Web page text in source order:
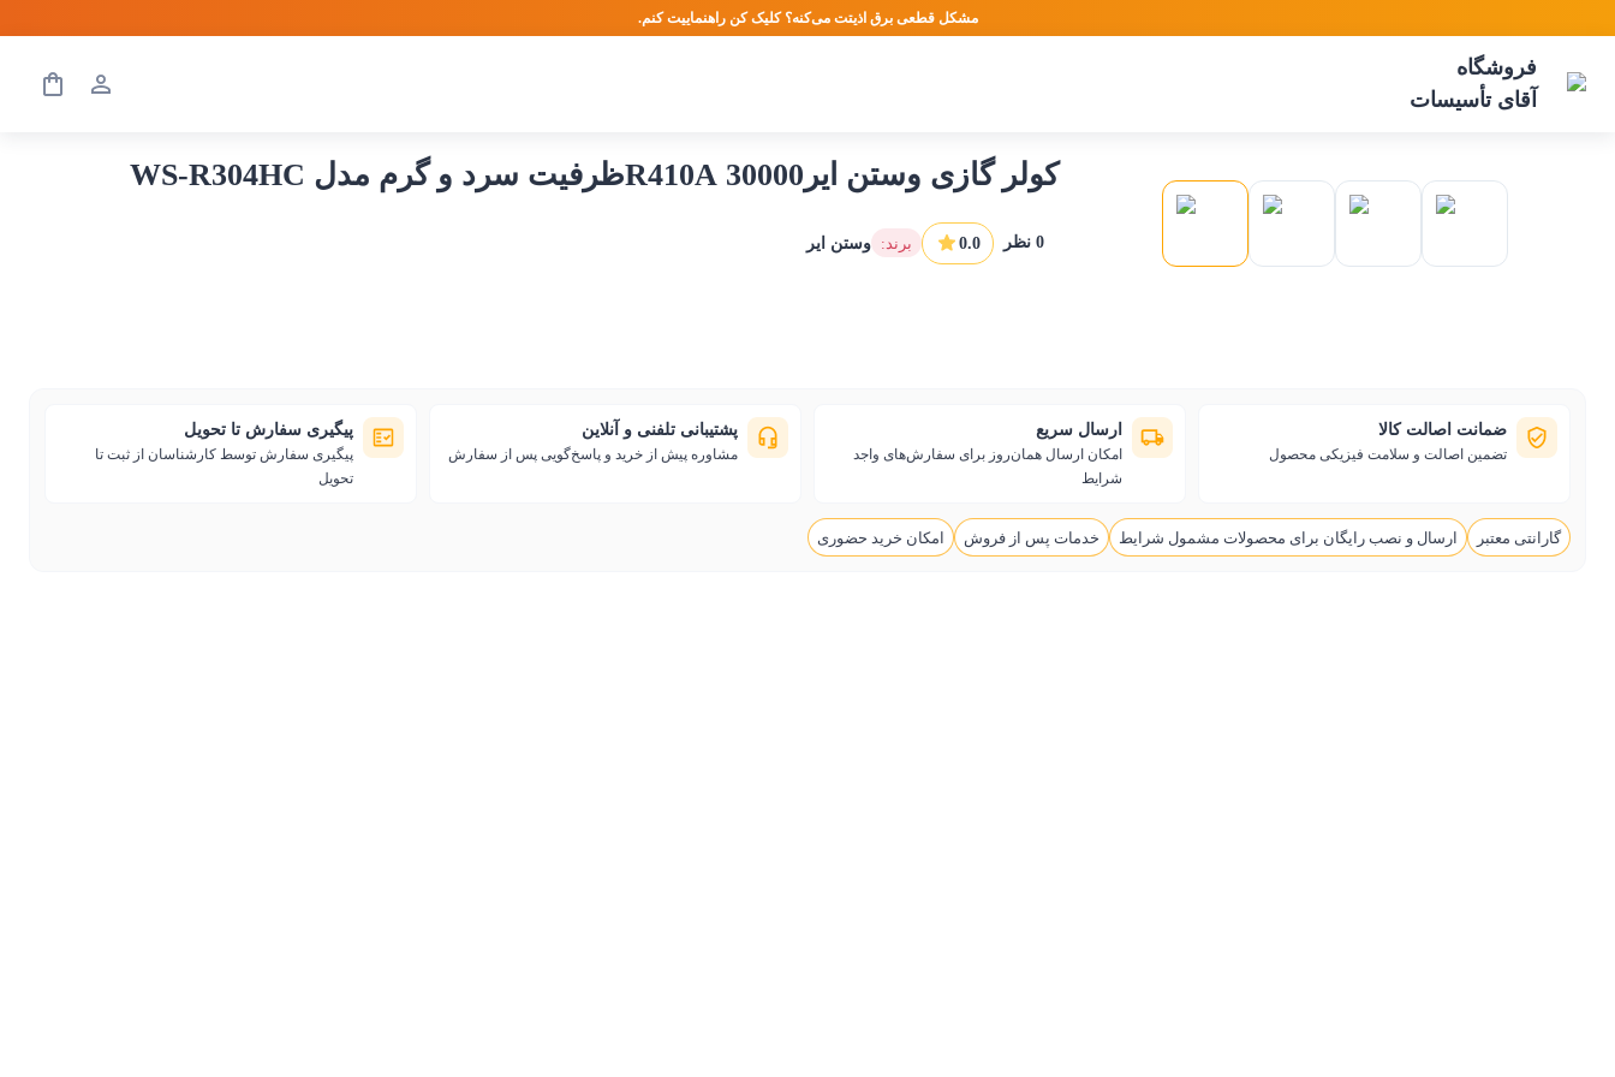
مشکل قطعی برق اذیتت می‌کنه؟ کلیک کن راهنماییت کنم.
فروشگاه
آقای تأسیسات
کولر گازی وستن ایر30000 R410Aظرفیت سرد و گرم مدل WS-R304HC
وستن ایر :برند 0.0 0نظر
ضمانت اصالت کالا
تضمین اصالت و سلامت فیزیکی محصول
ارسال سریع
امکان ارسال همان‌روز برای سفارش‌های واجد
شرایط
پشتیبانی تلفنی و آنلاین
مشاوره پیش از خرید و پاسخ‌گویی پس از سفارش
پیگیری سفارش تا تحویل
پیگیری سفارش توسط کارشناسان از ثبت تا
تحویل
گارانتی معتبر ارسال و نصب رایگان برای محصولات مشمول شرایط خدمات پس از فروش امکان خرید حضوری